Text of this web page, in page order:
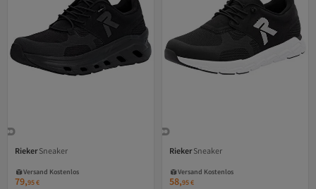
Rieker Sneaker
Gratis Versand
Versand Kostenlos
79,95€
Rieker Sneaker
Gratis Versand
Versand Kostenlos
58,95€